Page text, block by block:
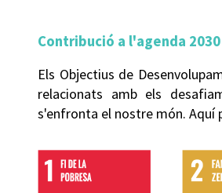
Contribució a l'agenda 2030
Els Objectius de
relacionats amb els
s'enfronta el nostre món. Aquí